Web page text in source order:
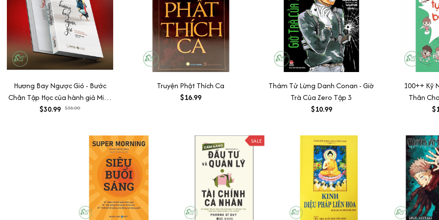
Hương Bay Ngược Gió - Bước
Chân Tập Học của hành giả Minh
Tuệ
$30.99 $36.00
Truyện Phật Thích Ca
$16.99
Thám Tử Lừng Danh Conan - Giờ
Trà Của Zero Tập 3
$10.99
100++ Kỹ
Thân
SALE